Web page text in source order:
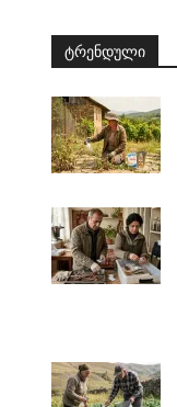
ტრენდული